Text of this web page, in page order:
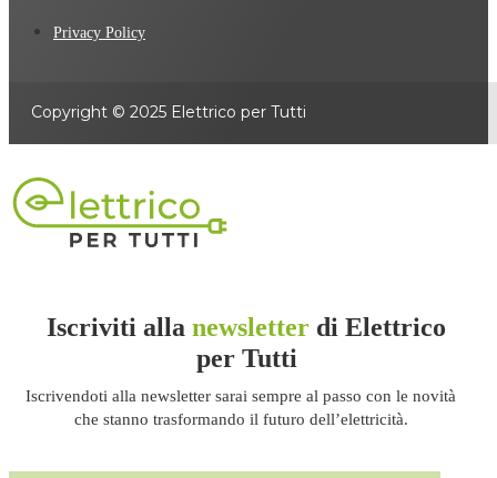
Privacy Policy
Copyright © 2025 Elettrico per Tutti
Iscriviti allanewsletter di Elettrico
per Tutti
Iscrivendoti alla newsletter sarai sempre al passo con le novità
che stanno trasformando il futuro dell’elettricità.